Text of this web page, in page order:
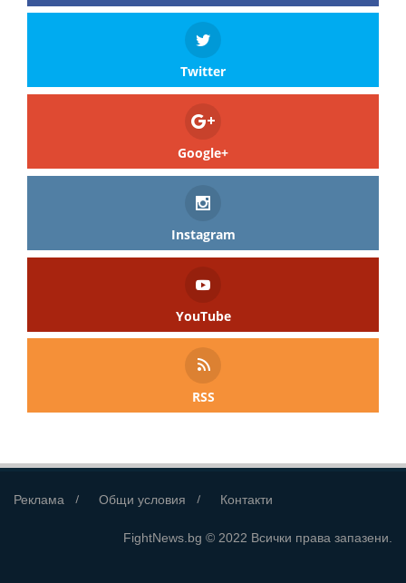
Twitter
Google+
Instagram
YouTube
RSS
Реклама Общи условия Контакти
FightNews.bg © 2022 Всички права запазени.